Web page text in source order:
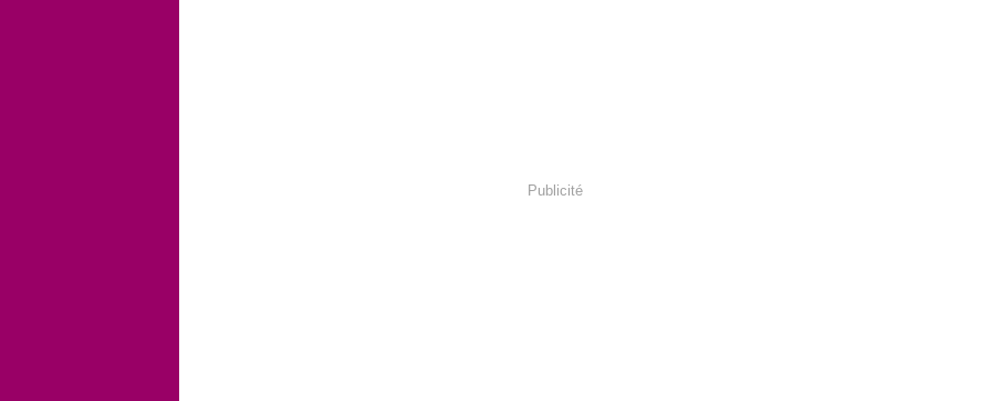
Publicité